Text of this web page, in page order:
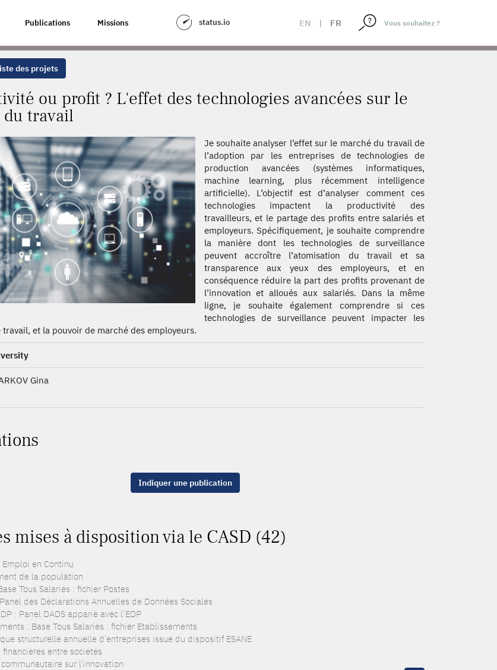
Publications Missions status.io EN | FR
AVANCÉES SUR LE MARCHÉ DU TRAVAIL
des projets
ou profit ? L'effet des technologies avancées sur le
du travail
Je souhaite analyser l’effet sur le marché du travail de
l’adoption par les entreprises de technologies de
production avancées (systèmes informatiques,
machine learning, plus récemment intelligence
artificielle). L’objectif est d’analyser comment ces
technologies impactent la productivité des
travailleurs, et le partage des profits entre salariés et
employeurs. Spécifiquement, je souhaite comprendre
la manière dont les technologies de surveillance
peuvent accroître l’atomisation du travail et sa
transparence aux yeux des employeurs, et en
conséquence réduire la part des profits provenant de
l’innovation et alloués aux salariés. Dans la même
ligne, je souhaite également comprendre si ces
technologies de surveillance peuvent impacter les
et la pouvoir de marché des employeurs.
Gina
Indiquer une publication
mises à disposition via le CASD (42)
Emploi en Continu
de la population
Tous Salariés : fichier Postes
des Déclarations Annuelles de Données Sociales
: Panel DADS apparié avec l’EDP
: Base Tous Salariés : fichier Etablissements
structurelle annuelle d’entreprises issue du dispositif ESANE
entre sociétés
sur l'innovation